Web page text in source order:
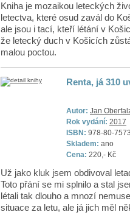
Kniha je mozaikou leteckých
letectva, které osud zavál do
ale jsou i tací, kteří létání v
že letecký duch v Košicích
malou poctou.
Renta, já 310
Autor: Jan
Rok vydání: 2017
ISBN: 978-80-
Skladem: ano
Cena: 220,- Kč
Už jako kluk jsem obdivoval
Toto přání se mi splnilo a stal
létali tak dlouho a mnozí
situace za letu, ale já jich měl